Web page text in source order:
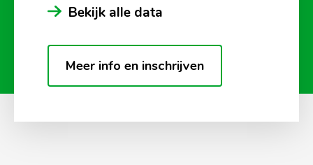
Bekijk alle data
Meer info en inschrijven